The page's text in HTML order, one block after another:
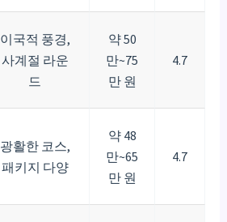
이국적 풍경,
사계절 라운
드
약 50
만~75
만 원
4.7
광활한 코스,
패키지 다양
약 48
만~65
만 원
4.7